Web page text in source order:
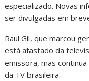
especializado. Novas
ser divulgadas em
Raul Gil, que marcou
está afastado da
emissora, mas
da TV brasileira.